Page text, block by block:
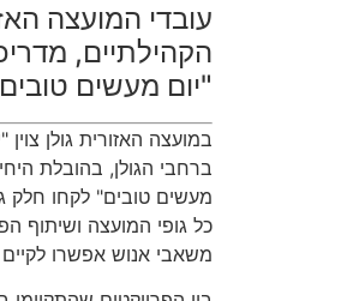
עובדי המועצה
הקהילתיים,
"יום מעשים
במועצה האזורית גולן
ברחבי הגולן, בהובלת
מעשים טובים" לקחו חלק
כל גופי המועצה ושיתוף
משאבי אנוש אפשרו לקיים